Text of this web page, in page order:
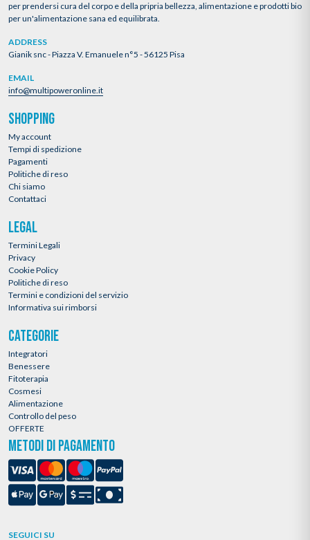
per prendersi cura del corpo e della pripria bellezza, alimentazione e prodotti bio
per un'alimentazione sana ed equilibrata.
ADDRESS
Gianik snc - Piazza V. Emanuele n°5 - 56125 Pisa
EMAIL
info@multipoweronline.it
SHOPPING
My account
Tempi di spedizione
Pagamenti
Politiche di reso
Chi siamo
Contattaci
LEGAL
Termini Legali
Privacy
Cookie Policy
Politiche di reso
Termini e condizioni del servizio
Informativa sui rimborsi
CATEGORIE
Integratori
Benessere
Fitoterapia
Cosmesi
Alimentazione
Controllo del peso
OFFERTE
METODI DI PAGAMENTO
SEGUICI SU